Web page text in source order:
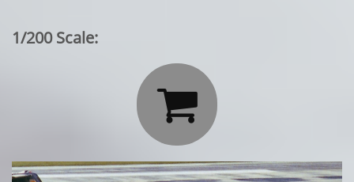
1/200 Scale:
